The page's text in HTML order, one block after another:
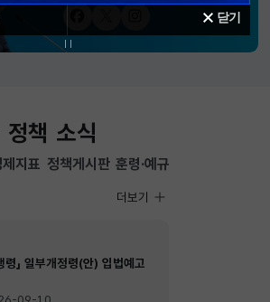
닫기
책 소식
령」 일부개정령(안) 입법예고
입법·행정예고
더보기
지표 정책게시판 훈령·예규